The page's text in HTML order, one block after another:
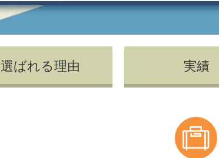
選ばれる理由 実績